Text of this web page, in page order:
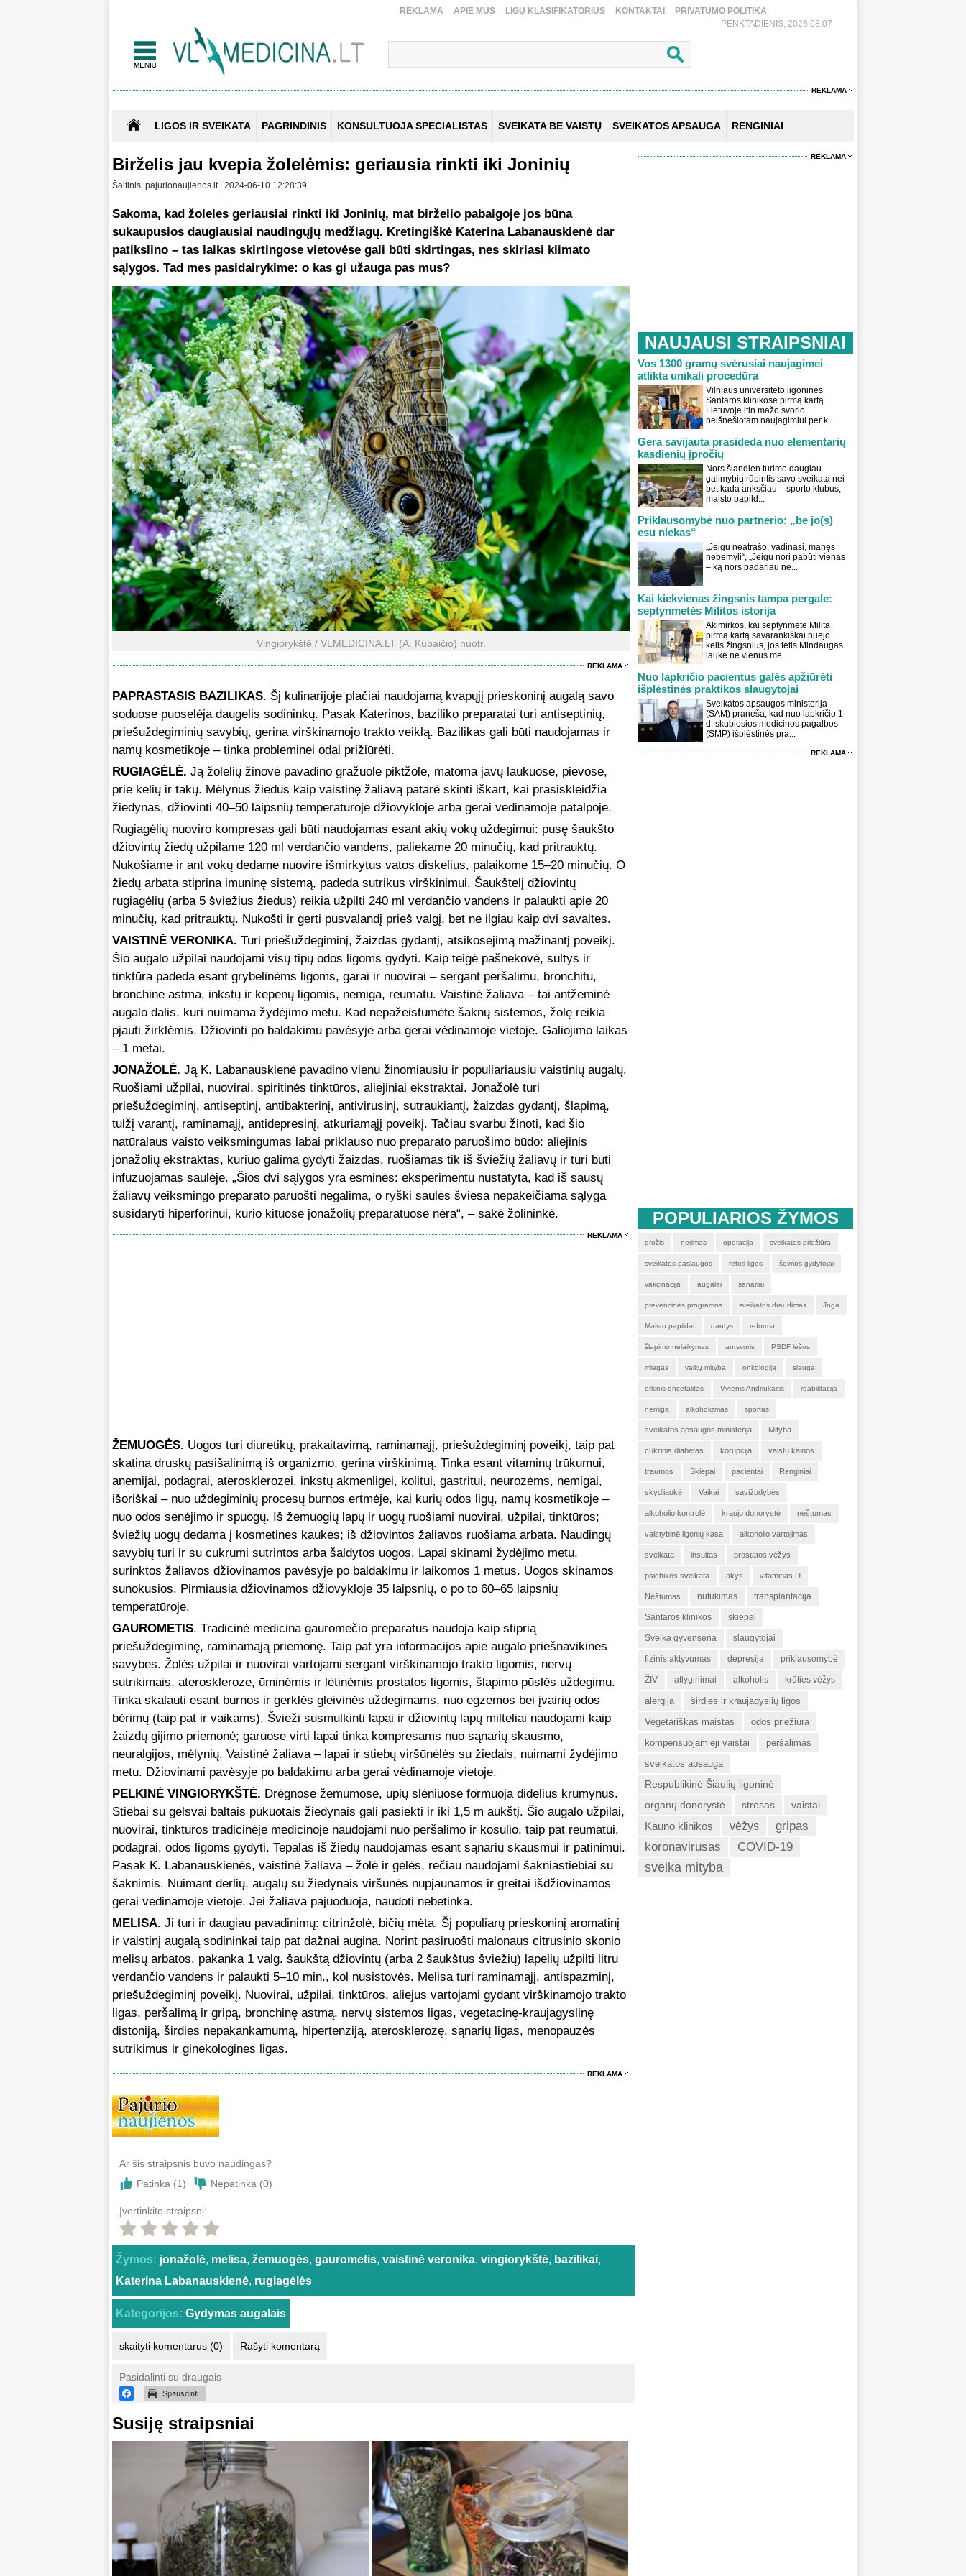
REKLAMA APIE MUS LIGŲ KLASIFIKATORIUS KONTAKTAI
PRIVATUMO POLITIKA
PENKTADIENIS, 2026.08.07
REKLAMA
LIGOS IR SVEIKATA PAGRINDINIS KONSULTUOJA SPECIALISTAS SVEIKATA BE VAISTŲ SVEIKATOS APSAUGA RENGINIAI
Birželis jau kvepia žolelėmis: geriausia rinkti iki Joninių
Šaltinis: pajurionaujienos.lt | 2024-06-10 12:28:39
Sakoma, kad žoleles geriausiai rinkti iki Joninių, mat birželio pabaigoje jos būna
sukaupusios daugiausiai naudingųjų medžiagų. Kretingiškė Katerina Labanauskienė dar
patikslino – tas laikas skirtingose vietovėse gali būti skirtingas, nes skiriasi klimato
sąlygos. Tad mes pasidairykime: o kas gi užauga pas mus?
Vingiorykštė / VLMEDICINA.LT (A. Kubaičio) nuotr.
REKLAMA
PAPRASTASIS BAZILIKAS. Šį kulinarijoje plačiai naudojamą kvapųjį prieskoninį augalą savo
soduose puoselėja daugelis sodininkų. Pasak Katerinos, baziliko preparatai turi antiseptinių,
priešuždegiminių savybių, gerina virškinamojo trakto veiklą. Bazilikas gali būti naudojamas ir
namų kosmetikoje – tinka probleminei odai prižiūrėti.
RUGIAGĖLĖ. Ją žolelių žinovė pavadino gražuole piktžole, matoma javų laukuose, pievose,
prie kelių ir takų. Mėlynus žiedus kaip vaistinę žaliavą patarė skinti iškart, kai prasiskleidžia
žiedynas, džiovinti 40–50 laipsnių temperatūroje džiovykloje arba gerai vėdinamoje patalpoje.
Rugiagėlių nuoviro kompresas gali būti naudojamas esant akių vokų uždegimui: pusę šaukšto
džiovintų žiedų užpilame 120 ml verdančio vandens, paliekame 20 minučių, kad pritrauktų.
Nukošiame ir ant vokų dedame nuovire išmirkytus vatos diskelius, palaikome 15–20 minučių. O
žiedų arbata stiprina imuninę sistemą, padeda sutrikus virškinimui. Šaukštelį džiovintų
rugiagėlių (arba 5 šviežius žiedus) reikia užpilti 240 ml verdančio vandens ir palaukti apie 20
minučių, kad pritrauktų. Nukošti ir gerti pusvalandį prieš valgį, bet ne ilgiau kaip dvi savaites.
VAISTINĖ VERONIKA. Turi priešuždegiminį, žaizdas gydantį, atsikosėjimą mažinantį poveikį.
Šio augalo užpilai naudojami visų tipų odos ligoms gydyti. Kaip teigė pašnekovė, sultys ir
tinktūra padeda esant grybelinėms ligoms, garai ir nuovirai – sergant peršalimu, bronchitu,
bronchine astma, inkstų ir kepenų ligomis, nemiga, reumatu. Vaistinė žaliava – tai antžeminė
augalo dalis, kuri nuimama žydėjimo metu. Kad nepažeistumėte šaknų sistemos, žolę reikia
pjauti žirklėmis. Džiovinti po baldakimu pavėsyje arba gerai vėdinamoje vietoje. Galiojimo laikas
– 1 metai.
JONAŽOLĖ. Ją K. Labanauskienė pavadino vienu žinomiausiu ir populiariausiu vaistinių augalų.
Ruošiami užpilai, nuovirai, spiritinės tinktūros, aliejiniai ekstraktai. Jonažolė turi
priešuždegiminį, antiseptinį, antibakterinį, antivirusinį, sutraukiantį, žaizdas gydantį, šlapimą,
tulžį varantį, raminamąjį, antidepresinį, atkuriamąjį poveikį. Tačiau svarbu žinoti, kad šio
natūralaus vaisto veiksmingumas labai priklauso nuo preparato paruošimo būdo: aliejinis
jonažolių ekstraktas, kuriuo galima gydyti žaizdas, ruošiamas tik iš šviežių žaliavų ir turi būti
infuzuojamas saulėje. „Šios dvi sąlygos yra esminės: eksperimentu nustatyta, kad iš sausų
žaliavų veiksmingo preparato paruošti negalima, o ryški saulės šviesa nepakeičiama sąlyga
susidaryti hiperforinui, kurio kituose jonažolių preparatuose nėra“, – sakė žolininkė.
REKLAMA
ŽEMUOGĖS. Uogos turi diuretikų, prakaitavimą, raminamąjį, priešuždegiminį poveikį, taip pat
skatina druskų pasišalinimą iš organizmo, gerina virškinimą. Tinka esant vitaminų trūkumui,
anemijai, podagrai, aterosklerozei, inkstų akmenligei, kolitui, gastritui, neurozėms, nemigai,
išoriškai – nuo uždegiminių procesų burnos ertmėje, kai kurių odos ligų, namų kosmetikoje –
nuo odos senėjimo ir spuogų. Iš žemuogių lapų ir uogų ruošiami nuovirai, užpilai, tinktūros;
šviežių uogų dedama į kosmetines kaukes; iš džiovintos žaliavos ruošiama arbata. Naudingų
savybių turi ir su cukrumi sutrintos arba šaldytos uogos. Lapai skinami žydėjimo metu,
surinktos žaliavos džiovinamos pavėsyje po baldakimu ir laikomos 1 metus. Uogos skinamos
sunokusios. Pirmiausia džiovinamos džiovykloje 35 laipsnių, o po to 60–65 laipsnių
temperatūroje.
GAUROMETIS. Tradicinė medicina gauromečio preparatus naudoja kaip stiprią
priešuždegiminę, raminamąją priemonę. Taip pat yra informacijos apie augalo priešnavikines
savybes. Žolės užpilai ir nuovirai vartojami sergant virškinamojo trakto ligomis, nervų
sutrikimais, ateroskleroze, ūminėmis ir lėtinėmis prostatos ligomis, šlapimo pūslės uždegimu.
Tinka skalauti esant burnos ir gerklės gleivinės uždegimams, nuo egzemos bei įvairių odos
bėrimų (taip pat ir vaikams). Švieži susmulkinti lapai ir džiovintų lapų milteliai naudojami kaip
žaizdų gijimo priemonė; garuose virti lapai tinka kompresams nuo sąnarių skausmo,
neuralgijos, mėlynių. Vaistinė žaliava – lapai ir stiebų viršūnėlės su žiedais, nuimami žydėjimo
metu. Džiovinami pavėsyje po baldakimu arba gerai vėdinamoje vietoje.
PELKINĖ VINGIORYKŠTĖ. Drėgnose žemumose, upių slėniuose formuoja didelius krūmynus.
Stiebai su gelsvai baltais pūkuotais žiedynais gali pasiekti ir iki 1,5 m aukštį. Šio augalo užpilai,
nuovirai, tinktūros tradicinėje medicinoje naudojami nuo peršalimo ir kosulio, taip pat reumatui,
podagrai, odos ligoms gydyti. Tepalas iš žiedų naudojamas esant sąnarių skausmui ir patinimui.
Pasak K. Labanauskienės, vaistinė žaliava – žolė ir gėlės, rečiau naudojami šakniastiebiai su
šaknimis. Nuimant derlių, augalų su žiedynais viršūnės nupjaunamos ir greitai išdžiovinamos
gerai vėdinamoje vietoje. Jei žaliava pajuoduoja, naudoti nebetinka.
MELISA. Ji turi ir daugiau pavadinimų: citrinžolė, bičių mėta. Šį populiarų prieskoninį aromatinį
ir vaistinį augalą sodininkai taip pat dažnai augina. Norint pasiruošti malonaus citrusinio skonio
melisų arbatos, pakanka 1 valg. šaukštą džiovintų (arba 2 šaukštus šviežių) lapelių užpilti litru
verdančio vandens ir palaukti 5–10 min., kol nusistovės. Melisa turi raminamąjį, antispazminį,
priešuždegiminį poveikį. Nuovirai, užpilai, tinktūros, aliejus vartojami gydant virškinamojo trakto
ligas, peršalimą ir gripą, bronchinę astmą, nervų sistemos ligas, vegetacinę-kraujagyslinę
distoniją, širdies nepakankamumą, hipertenziją, aterosklerozę, sąnarių ligas, menopauzės
sutrikimus ir ginekologines ligas.
REKLAMA
Ar šis straipsnis buvo naudingas?
Patinka (1) Nepatinka (0)
Įvertinkite straipsni:
Žymos: jonažolė, melisa, žemuogės, gaurometis, vaistinė veronika, vingiorykštė, bazilikai,
Katerina Labanauskienė, rugiagėlės
Kategorijos: Gydymas augalais
skaityti komentarus (0) Rašyti komentarą
Pasidalinti su draugais
Susiję straipsniai
REKLAMA
NAUJAUSI STRAIPSNIAI
Vos 1300 gramų svėrusiai naujagimei
atlikta unikali procedūra
Vilniaus universiteto ligoninės
Santaros klinikose pirmą kartą
Lietuvoje itin mažo svorio
neišnešiotam naujagimiui per k...
Gera savijauta prasideda nuo elementarių
kasdienių įpročių
Nors šiandien turime daugiau
galimybių rūpintis savo sveikata nei
bet kada anksčiau – sporto klubus,
maisto papild...
Priklausomybė nuo partnerio: „be jo(s)
esu niekas“
„Jeigu neatrašo, vadinasi, manęs
nebemyli“, „Jeigu nori pabūti vienas
– ką nors padariau ne...
Kai kiekvienas žingsnis tampa pergale:
septynmetės Militos istorija
Akimirkos, kai septynmetė Milita
pirmą kartą savarankiškai nuėjo
kelis žingsnius, jos tėtis Mindaugas
laukė ne vienus me...
Nuo lapkričio pacientus galės apžiūrėti
išplėstinės praktikos slaugytojai
Sveikatos apsaugos ministerija
(SAM) praneša, kad nuo lapkričio 1
d. skubiosios medicinos pagalbos
(SMP) išplėstinės pra...
REKLAMA
POPULIARIOS ŽYMOS
grožis nerimas operacija sveikatos priežiūra
sveikatos paslaugos retos ligos šeimos gydytojai
vakcinacija augalai sąnariai
prevencinės programos sveikatos draudimas Joga
Maisto papildai dantys reforma
šlapimo nelaikymas antsvoris PSDF lėšos
miegas vaikų mityba onkologija slauga
erkinis encefalitas Vytenis Andriukaitis reabilitacija
nemiga alkoholizmas sportas
sveikatos apsaugos ministerija Mityba
cukrinis diabetas korupcija vaistų kainos
traumos Skiepai pacientai Renginiai
skydliaukė Vaikai savižudybės
alkoholio kontrolė kraujo donorystė nėštumas
valstybinė ligonių kasa alkoholio vartojimas
sveikata insultas prostatos vėžys
psichikos sveikata akys vitaminas D
Nėštumas nutukimas transplantacija
Santaros klinikos skiepai
Sveika gyvensena slaugytojai
fizinis aktyvumas depresija priklausomybė
ŽIV atlyginimai alkoholis krūties vėžys
alergija
širdies ir kraujagyslių ligos
Vegetariškas maistas
odos priežiūra
kompensuojamieji vaistai
peršalimas
sveikatos apsauga
Respublikinė Šiaulių ligoninė
organų donorystė
stresas vaistai
Kauno klinikos vėžys
gripas
koronavirusas
COVID-19
sveika mityba